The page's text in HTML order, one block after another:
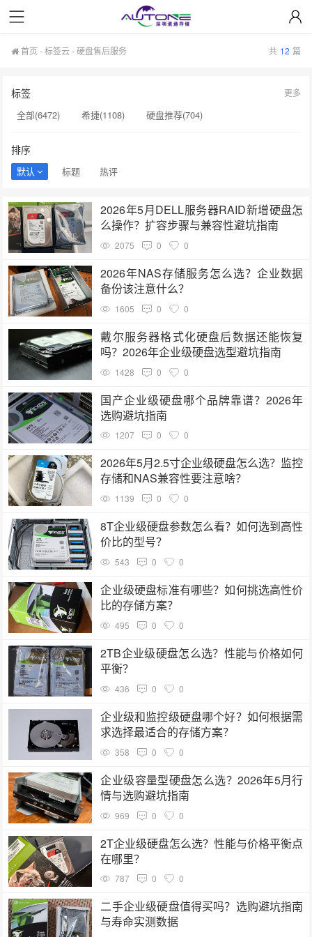
首页 -标签云- 硬盘售后服务 共 12 篇
标签
全部(6472) 希捷(1108)
硬盘推荐(704)
NAS硬盘(593)
希捷硬盘(553)
希捷企业级硬盘(319)
移动硬盘(313)
A100(274)
服务器硬盘价格(254)
企业级硬盘批发(238)
企业级NAS存储(231)
H100(221)
硬盘价格(216)
硬盘选购指南(203)
SSD(199)
更多
排序
默认 标题 热评
2026年5月DELL服务器RAID新增硬盘怎
么操作？扩容步骤与兼容性避坑指南
2075 0 0
2026年NAS存储服务怎么选？企业数据
备份该注意什么？
1605 0 0
戴尔服务器格式化硬盘后数据还能恢复
吗？2026年企业级硬盘选型避坑指南
1428 0 0
国产企业级硬盘哪个品牌靠谱？2026年
选购避坑指南
1207 0 0
2026年5月2.5寸企业级硬盘怎么选？监控
存储和NAS兼容性要注意啥？
1139 0 0
8T企业级硬盘参数怎么看？如何选到高性
价比的型号？
543 0 0
企业级硬盘标准有哪些？如何挑选高性价
比的存储方案？
495 0 0
2TB企业级硬盘怎么选？性能与价格如何
平衡？
436 0 0
企业级和监控级硬盘哪个好？如何根据需
求选择最适合的存储方案？
358 0 0
企业级容量型硬盘怎么选？2026年5月行
情与选购避坑指南
969 0 0
2T企业级硬盘怎么选？性能与价格平衡点
在哪里？
787 0 0
二手企业级硬盘值得买吗？选购避坑指南
与寿命实测数据